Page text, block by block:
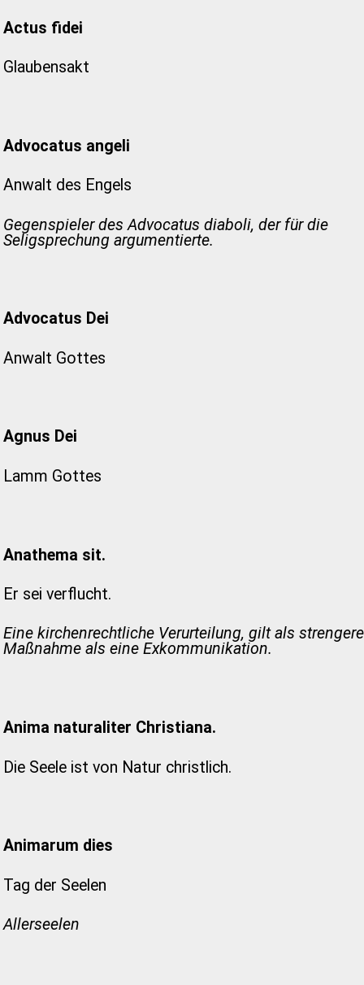
Actus fidei
Glaubensakt
Advocatus angeli
Anwalt des Engels
Gegenspieler des Advocatus diaboli, der für die
Seligsprechung argumentierte.
Advocatus Dei
Anwalt Gottes
Agnus Dei
Lamm Gottes
Anathema sit.
Er sei verflucht.
Eine kirchenrechtliche Verurteilung, gilt als strengere
Maßnahme als eine Exkommunikation.
Anima naturaliter Christiana.
Die Seele ist von Natur christlich.
Animarum dies
Tag der Seelen
Allerseelen